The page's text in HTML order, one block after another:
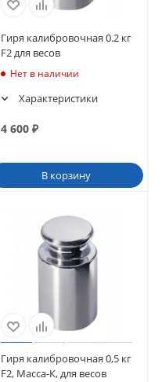
Гиря калибровочная 0.2 кг
F2 для весов
Нет в наличии
Характеристики
4 600₽
В корзину
Гиря калибровочная 0,5 кг
F2, Масса-К, для весов